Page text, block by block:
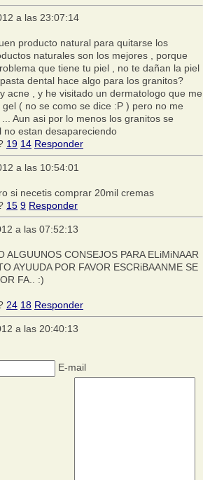
a las 23:07:14
producto natural para quitarse los
naturales son los mejores , porque
que tiene tu piel , no te dañan la piel
dental hace algo para los granitos?
acne , y he visitado un dermatologo que me
( no se como se dice :P ) pero no me
Aun asi por lo menos los granitos se
no estan desapareciendo
19 14 Responder
a las 10:54:01
si necetis comprar 20mil cremas
15 9 Responder
a las 07:52:13
ALGUUNOS CONSEJOS PARA ELiMiNAAR
AYUUDA POR FAVOR ESCRiBAANME SE
FA.. :)
24 18 Responder
a las 20:40:13
E-mail